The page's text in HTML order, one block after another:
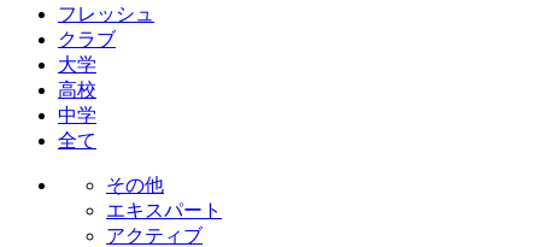
フレッシュ
クラブ
大学
高校
中学
全て
その他
エキスパート
アクティブ